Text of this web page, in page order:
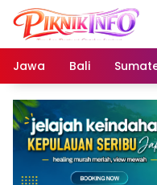
Skip
content
Jawa
Bali